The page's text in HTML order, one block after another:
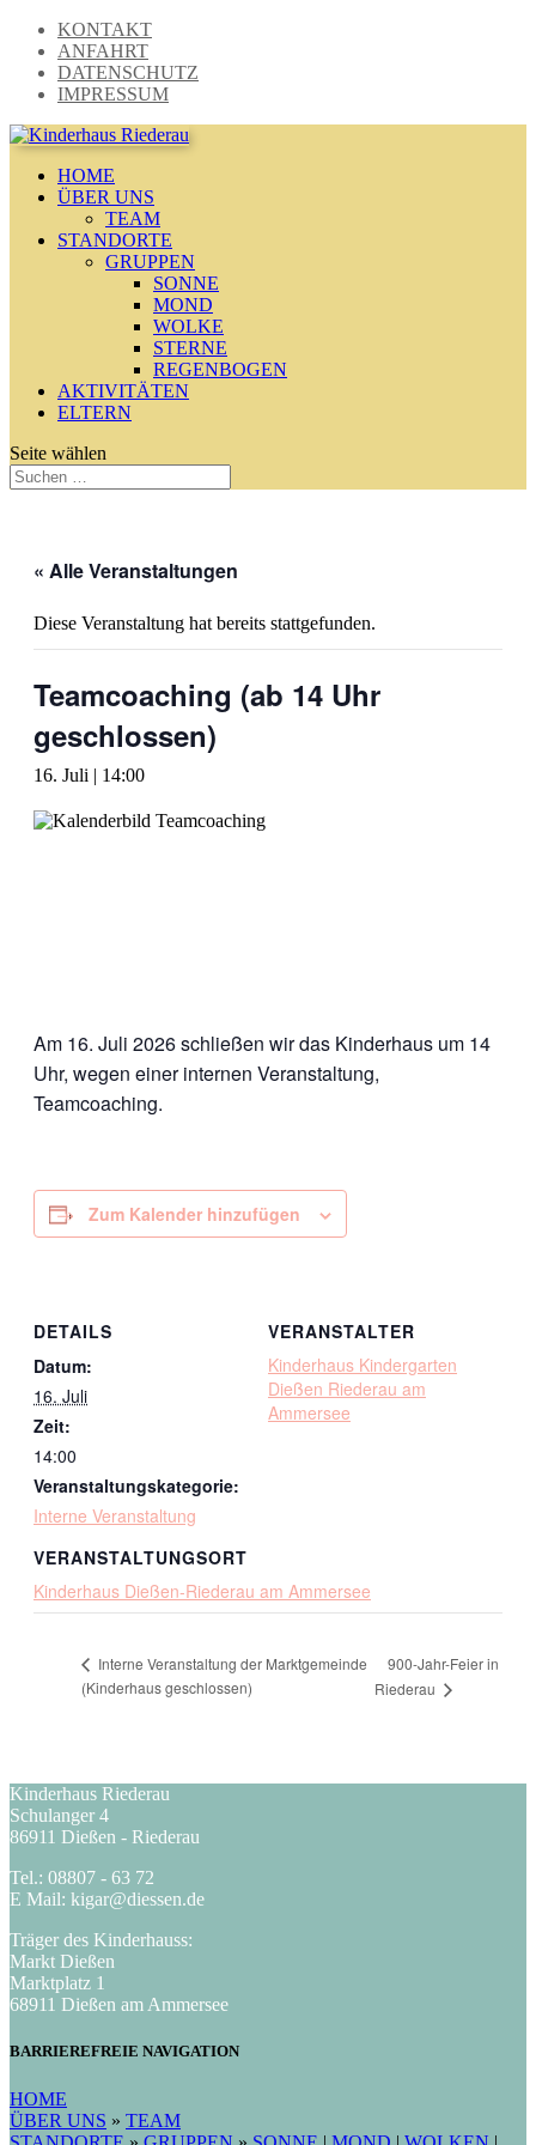
KONTAKT
ANFAHRT
DATENSCHUTZ
IMPRESSUM
HOME
ÜBER UNS
TEAM
STANDORTE
GRUPPEN
SONNE
MOND
WOLKE
STERNE
REGENBOGEN
AKTIVITÄTEN
ELTERN
Seite wählen
« Alle Veranstaltungen
Diese Veranstaltung hat bereits stattgefunden.
Teamcoaching (ab 14 Uhr
geschlossen)
16. Juli | 14:00
Am 16. Juli 2026 schließen wir das Kinderhaus um 14
Uhr, wegen einer internen Veranstaltung,
Teamcoaching.
Zum Kalender hinzufügen
DETAILS
Datum:
16. Juli
Zeit:
14:00
Veranstaltungskategorie:
Interne Veranstaltung
VERANSTALTUNGSORT
Kinderhaus Dießen-Riederau am Ammersee
VERANSTALTER
Kinderhaus Kindergarten
Dießen Riederau am
Ammersee
Interne Veranstaltung der Marktgemeinde
(Kinderhaus geschlossen)
900-Jahr-Feier in
Riederau
Kinderhaus Riederau
Schulanger 4
86911 Dießen - Riederau
Tel.: 08807 - 63 72
E Mail: kigar@diessen.de
Träger des Kinderhauss:
Markt Dießen
Marktplatz 1
68911 Dießen am Ammersee
BARRIEREFREIE NAVIGATION
HOME
ÜBER UNS » TEAM